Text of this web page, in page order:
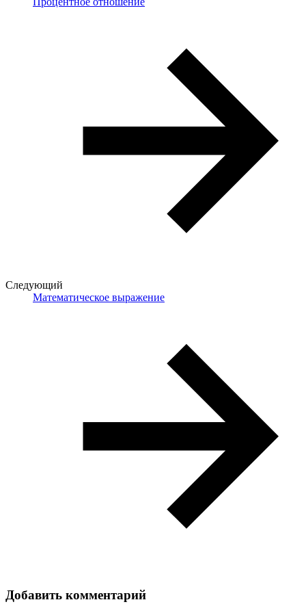
Следующий
Математическое выражение
Добавить комментарий